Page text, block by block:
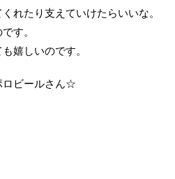
れたり支えていけたらいいな。
す。
嬉しいのです。
ロビールさん☆